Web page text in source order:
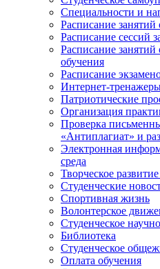
Специальности и
Расписание
Расписание сессий
Расписание
обучения
Расписание
Интернет-
Патриотические
Организация
Проверка
«Антиплагиат» и
Электронная
среда
Творческое
Студенческие
Спортивная жизнь
Волонтерское
Студенческое
Библиотека
Студенческое
Оплата обучения